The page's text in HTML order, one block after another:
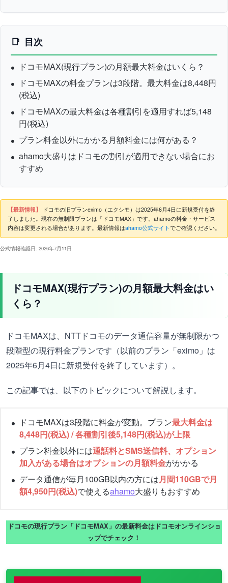
目次
ドコモMAX(現行プラン)の月額最大料金はいくら？
ドコモMAXの料金プランは3段階。最大料金は8,448円
(税込)
ドコモMAXの最大料金は各種割引を適用すれば5,148
円(税込)
プラン料金以外にかかる月額料金には何がある？
ahamo大盛りはドコモの割引が適用できない場合にお
すすめ
【最新情報】
ドコモの旧プランeximo（エクシモ）は2025年6月4日に新規受付を終
了しました。現在の無制限プランは「ドコモMAX」です。ahamoの料金・サービス
内容は変更される場合があります。最新情報はahamo公式サイトでご確認ください。
公式情報確認日: 2026年7月11日
ドコモMAX(現行プラン)の月額最大料金はい
くら？
ドコモMAXは、NTTドコモのデータ通信容量が無制限かつ
段階型の現行料金プランです（以前のプラン「eximo」は
2025年6月4日に新規受付を終了しています）。
この記事では、以下のトピックについて解説します。
ドコモMAXは3段階に料金が変動。プラン最大料金は
8,448円(税込) / 各種割引後5,148円(税込)が上限
プラン料金以外には通話料とSMS送信料、オプション
加入がある場合はオプションの月額料金がかかる
データ通信が毎月100GB以内の方には月間110GBで月
額4,950円(税込)で使えるahamo大盛りもおすすめ
ドコモの現行プラン「ドコモMAX」の最新料金はドコモオンラインショ
ップでチェック！